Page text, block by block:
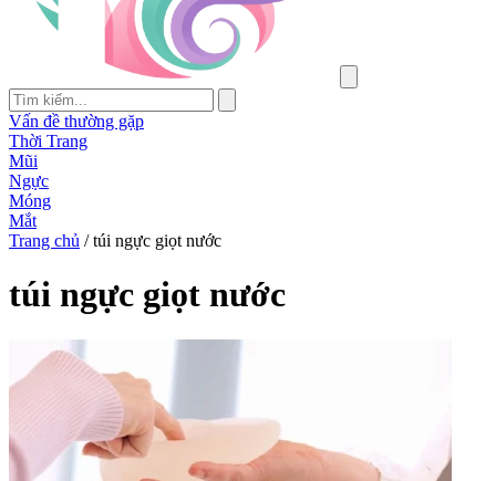
Vấn đề thường gặp
Thời Trang
Mũi
Ngực
Móng
Mắt
Trang chủ / túi ngực giọt nước
túi ngực giọt nước